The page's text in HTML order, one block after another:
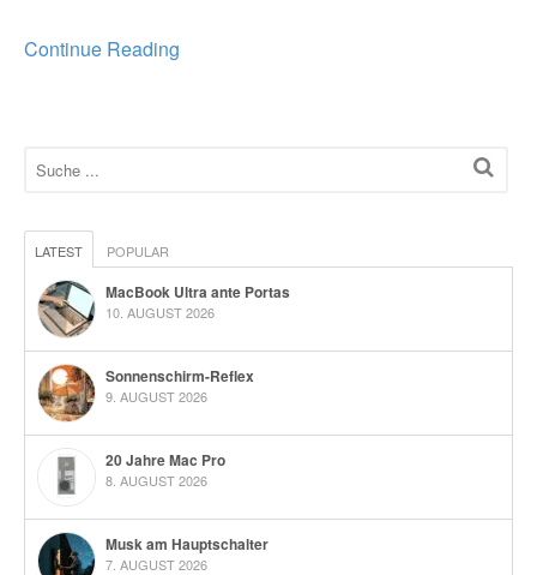
Continue Reading
LATEST POPULAR
MacBook Ultra ante Portas
10. AUGUST 2026
Sonnenschirm-Reflex
9. AUGUST 2026
20 Jahre Mac Pro
8. AUGUST 2026
Musk am Hauptschalter
7. AUGUST 2026